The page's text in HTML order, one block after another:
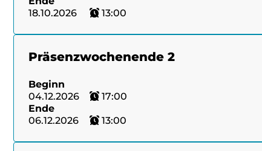
18.10.2026
13:00
Präsenzwochenende 2
Beginn
04.12.2026
17:00
Ende
06.12.2026
13:00